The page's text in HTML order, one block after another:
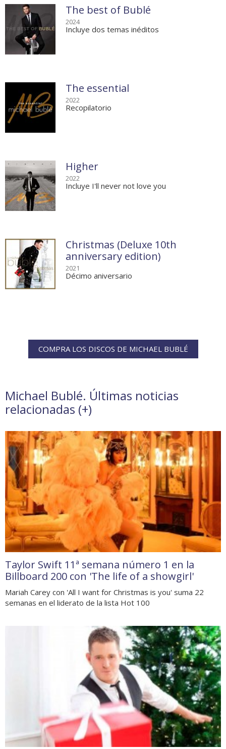
The best of Bublé
2024
Incluye dos temas inéditos
The essential
2022
Recopilatorio
Higher
2022
Incluye I'll never not love you
Christmas (Deluxe 10th
anniversary edition)
2021
Décimo aniversario
COMPRA LOS DISCOS DE MICHAEL BUBLÉ
Michael Bublé. Últimas noticias
relacionadas (+)
Taylor Swift 11ª semana número 1 en la
Billboard 200 con 'The life of a showgirl'
Mariah Carey con 'All I want for Christmas is you' suma 22
semanas en el liderato de la lista Hot 100